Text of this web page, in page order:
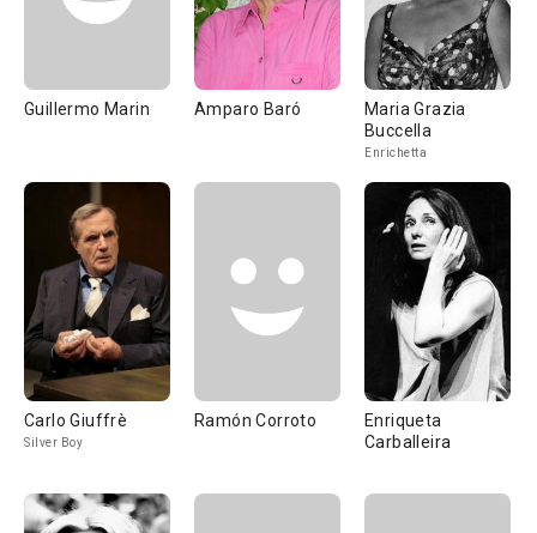
Guillermo Marin Amparo Baró
Maria Grazia
Buccella
Enrichetta
Carlo Giuffrè
Silver Boy
Ramón Corroto
Enriqueta
Carballeira